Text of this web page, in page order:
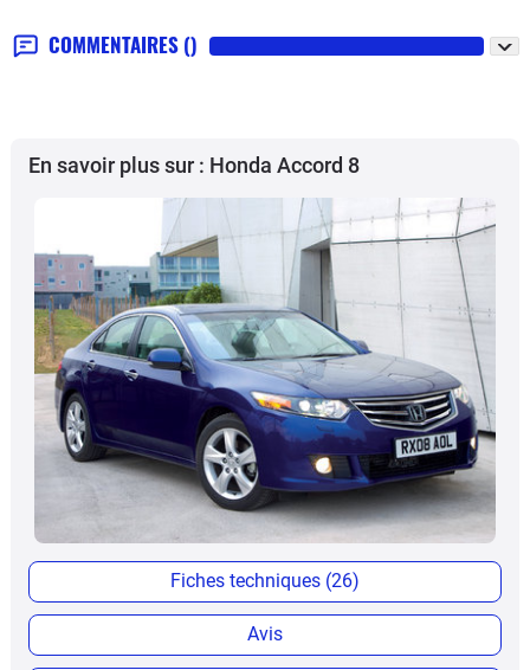
COMMENTAIRES ()
En savoir plus sur : Honda Accord 8
Fiches techniques (26)
Avis